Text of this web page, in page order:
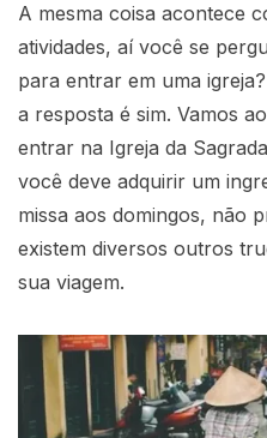
A mesma coisa acontece
atividades, aí você se
para entrar em uma
a resposta é sim. Vamos
entrar na Igreja da
você deve adquirir um
missa aos domingos, não
existem diversos outros
sua viagem.